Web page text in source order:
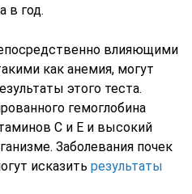
в год.
влияющими
как анемия, могут
этого теста.
гемоглобина
С и Е и высокий
Заболевания почек
исказитьрезультаты